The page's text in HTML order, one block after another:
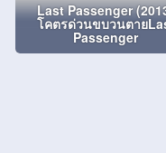
Last Passenger
โคตรด่วนขบวนตาย
Passenger